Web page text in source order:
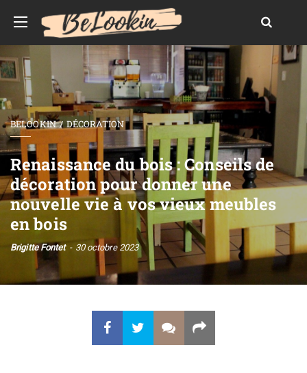
BELOOKIN DÉCORATION
Renaissance du bois : Conseils de
décoration pour donner une
nouvelle vie à vos vieux meubles
en bois
Brigitte Fontet 30 octobre 2023